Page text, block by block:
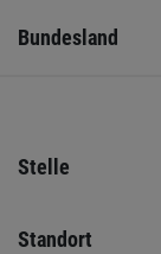
Bundesland
Stelle
Standort